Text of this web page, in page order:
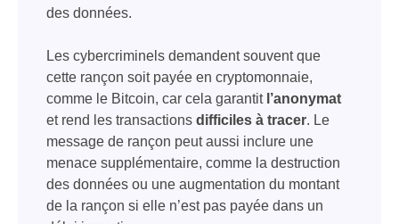
des données.
Les cybercriminels demandent souvent que
cette rançon soit payée en cryptomonnaie,
comme le Bitcoin, car cela garantit l’anonymat
et rend les transactions difficiles à tracer. Le
message de rançon peut aussi inclure une
menace supplémentaire, comme la destruction
des données ou une augmentation du montant
de la rançon si elle n’est pas payée dans un